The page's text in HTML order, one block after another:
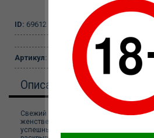
ID: 69612
Артикул: PH321245
Описание
Свежий дневной аромат от
женственностью и ненавязчивостью
успешных и самодостаточных